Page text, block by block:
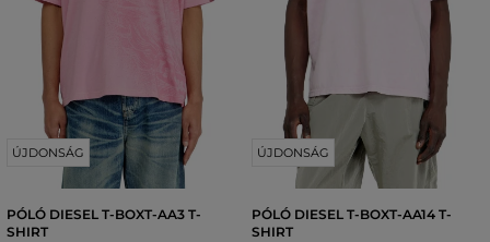
ÚJDONSÁG
PÓLÓ DIESEL T-BOXT-AA3 T-
SHIRT
ÚJDONSÁG
PÓLÓ DIESEL T-BOXT-AA14 T-
SHIRT